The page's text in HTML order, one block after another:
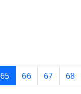
65 66 67 68